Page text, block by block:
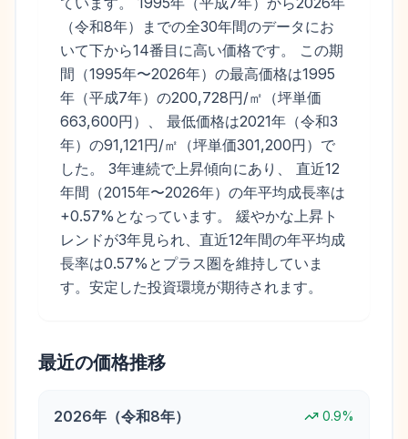
（令和8年）までの全30年間のデータにお
いて下から14番目に高い価格です。 この期
間（1995年〜2026年）の最高価格は1995
年（平成7年）の200,728円/㎡（坪単価
663,600円）、 最低価格は2021年（令和3
年）の91,121円/㎡（坪単価301,200円）で
した。 3年連続で上昇傾向にあり、 直近12
年間（2015年〜2026年）の年平均成長率は
+0.57%となっています。 緩やかな上昇ト
レンドが3年見られ、直近12年間の年平均成
長率は0.57%とプラス圏を維持していま
す。安定した投資環境が期待されます。
最近の価格推移
2026年（令和8年） 0.9%